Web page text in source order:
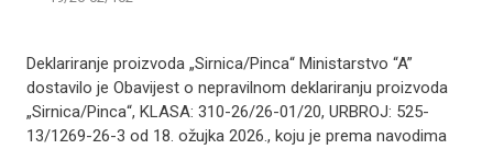
Deklariranje proizvoda „Sirnica/Pinca“ Ministarstvo “A”
dostavilo je Obavijest o nepravilnom deklariranju proizvoda
„Sirnica/Pinca“, KLASA: 310-26/26-01/20, URBROJ: 525-
13/1269-26-3 od 18. ožujka 2026., koju je prema navodima